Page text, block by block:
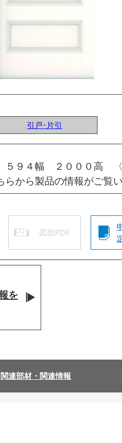
引戸･片引
９４幅 ２０００高
から製品の情報がご覧
図面PDF
を
関連部材・関連情報